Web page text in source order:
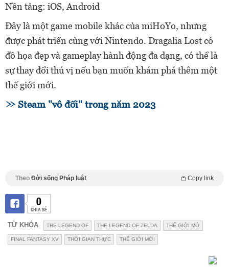
Nền tảng: iOS, Android
Đây là một game mobile khác của miHoYo, nhưng
được phát triển cùng với Nintendo. Dragalia Lost có
đồ họa đẹp và gameplay hành động đa dạng, có thể là
sự thay đổi thú vị nếu bạn muốn khám phá thêm một
thế giới mới.
Steam "vô đối" trong năm 2023
Theo Đời sống Pháp luật Copy link
0
CHIA SẺ
TỪ KHÓA THE LEGEND OF THE LEGEND OF ZELDA THẾ GIỚI MỞ
FINAL FANTASY XV THỜI GIAN THỰC THẾ GIỚI MỚI